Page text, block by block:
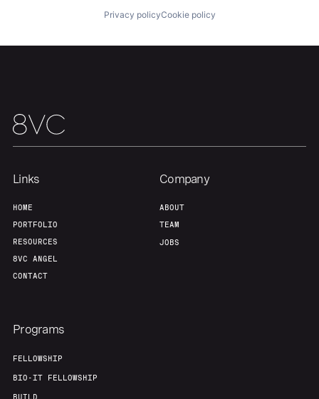
Build
Team
Privacy policyCookie policy
Links
HOME
PORTFOLIO
RESOURCES
8VC ANGEL
CONTACT
Company
ABOUT
TEAM
JOBS
Programs
FELLOWSHIP
BIO-IT FELLOWSHIP
BUILD